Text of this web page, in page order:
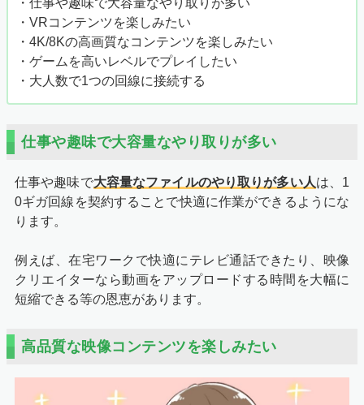
・仕事や趣味で大容量なやり取りが多い
・VRコンテンツを楽しみたい
・4K/8Kの高画質なコンテンツを楽しみたい
・ゲームを高いレベルでプレイしたい
・大人数で1つの回線に接続する
仕事や趣味で大容量なやり取りが多い
仕事や趣味で大容量なファイルのやり取りが多い人は、1
0ギガ回線を契約することで快適に作業ができるようにな
ります。
例えば、在宅ワークで快適にテレビ通話できたり、映像
クリエイターなら動画をアップロードする時間を大幅に
短縮できる等の恩恵があります。
高品質な映像コンテンツを楽しみたい